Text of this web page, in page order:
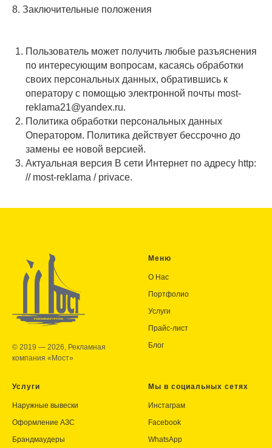
8. Заключительные положения
Пользователь может получить любые разъяснения
по интересующим вопросам, касаясь обработки
своих персональных данных, обратившись к
оператору с помощью электронной почты most-
reklama21@yandex.ru.
Политика обработки персональных данных
Оператором. Политика действует бессрочно до
замены ее новой версией.
Актуальная версия В сети Интернет по адресу http:
// most-reklama / privace.
© 2019 — 2026, Рекламная
компания «Мост»
Меню
О Нас
Портфолио
Услуги
Прайс-лист
Блог
Услуги
Наружные вывески
Оформление АЗС
Брандмаудеры
Мы в социальных сетях
Инстаграм
Facebook
WhatsApp